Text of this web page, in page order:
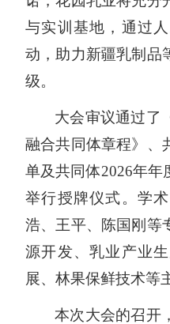
与实训基地，通过
动，助力新疆乳制品
级。
大会审议通过了
融合共同体章程》、
单及共同体2026年年
举行授牌仪式。 学
浩、王平、陈国刚等
源开发、乳业产业
展、林果保鲜技术等
本次大会的召开